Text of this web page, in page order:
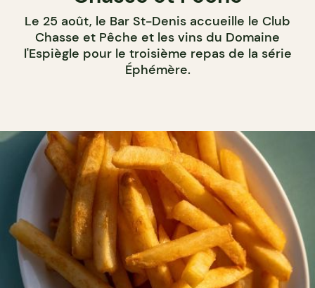
Le 25 août, le Bar St-Denis accueille le Club
Chasse et Pêche et les vins du Domaine
l'Espiègle pour le troisième repas de la série
Éphémère.